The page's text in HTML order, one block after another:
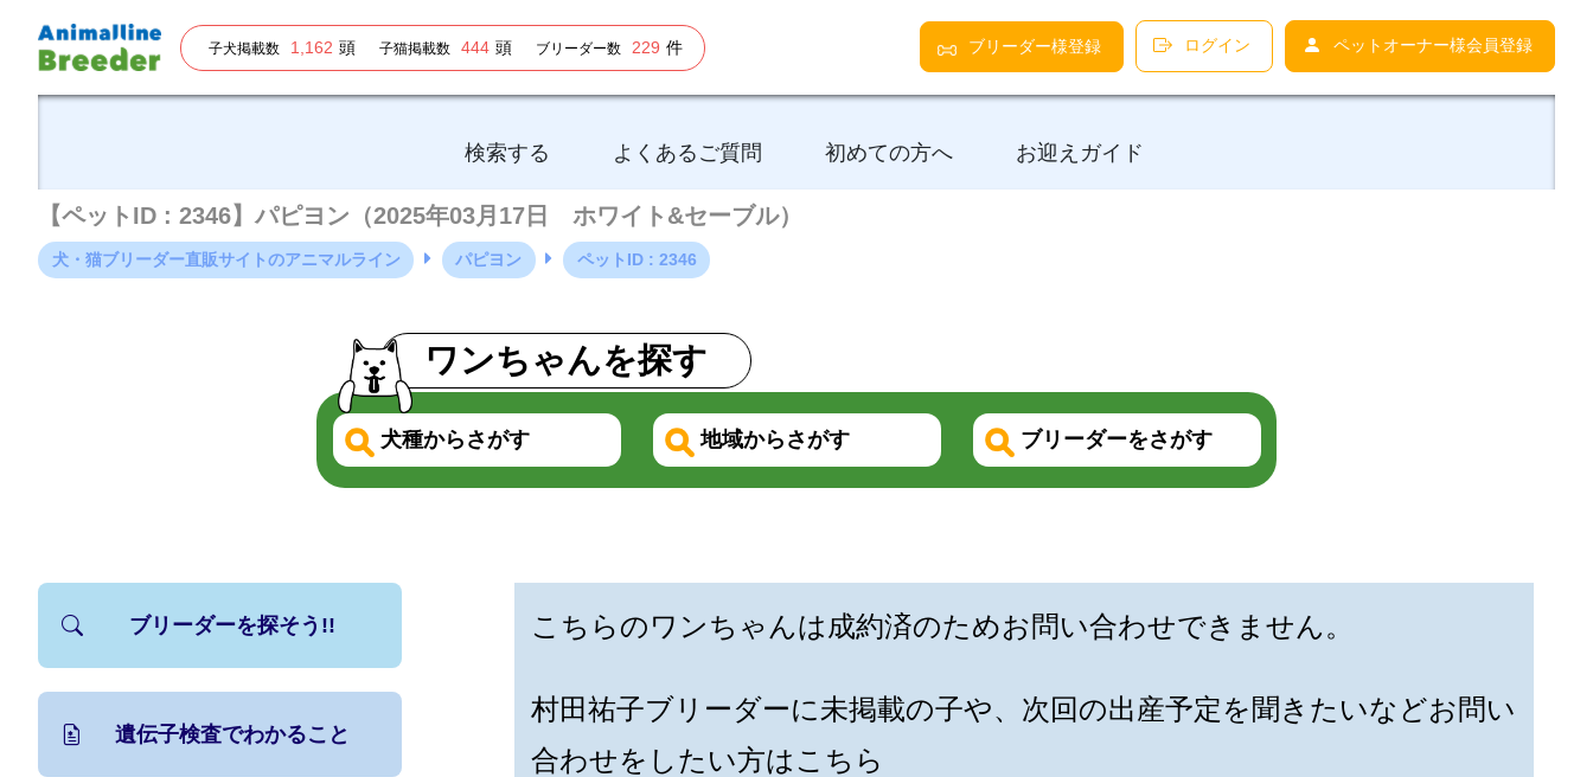
子犬掲載数 1,162 頭 子猫掲載数 444 頭 ブリーダー数 229 件 ブリーダー様登録 ログイン ペットオーナー様会員登録
検索する よくあるご質問 初めての方へ お迎えガイド
【ペットID : 2346】パピヨン（2025年03月17日 ホワイト&セーブル）
犬・猫ブリーダー直販サイトのアニマルライン パピヨン ペットID : 2346
ワンちゃんを探す
犬種からさがす 地域からさがす ブリーダーをさがす
こちらのワンちゃんは成約済のためお問い合わせできません。
村田祐子ブリーダーに未掲載の子や、次回の出産予定を聞きたいなどお問い
合わせをしたい方はこちら
ブリーダーを探そう!!
遺伝子検査でわかること